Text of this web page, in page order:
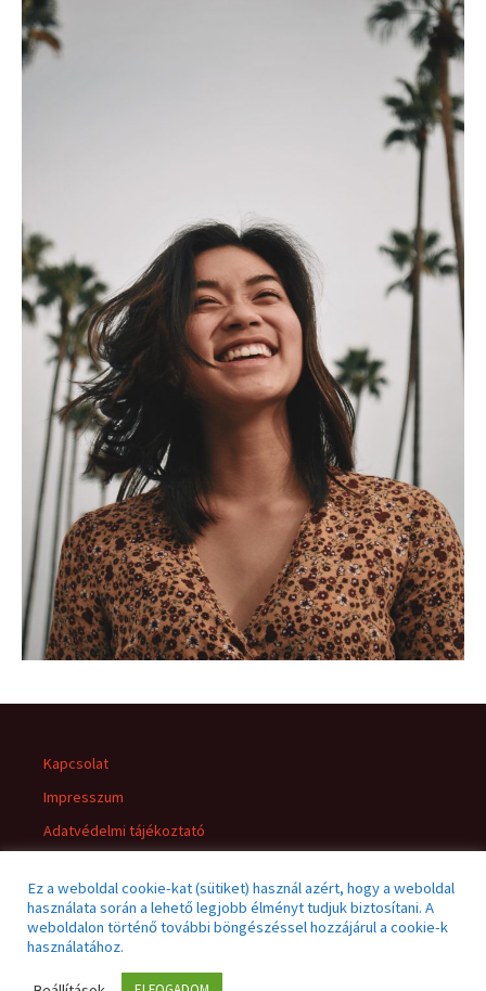
Kapcsolat
Impresszum
Adatvédelmi tájékoztató
Ez a weboldal cookie-kat (sütiket) használ azért, hogy a weboldal
használata során a lehető legjobb élményt tudjuk biztosítani. A
weboldalon történő további böngészéssel hozzájárul a cookie-k
használatához.